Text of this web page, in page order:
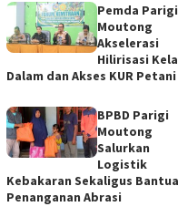
Pemda Parigi
Moutong
Akselerasi
Hilirisasi
Dalam dan Akses KUR Petani
BPBD Parigi
Moutong
Salurkan
Logistik
Kebakaran Sekaligus
Penanganan Abrasi